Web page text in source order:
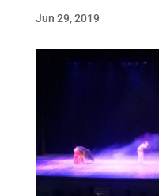
Jun 29, 2019